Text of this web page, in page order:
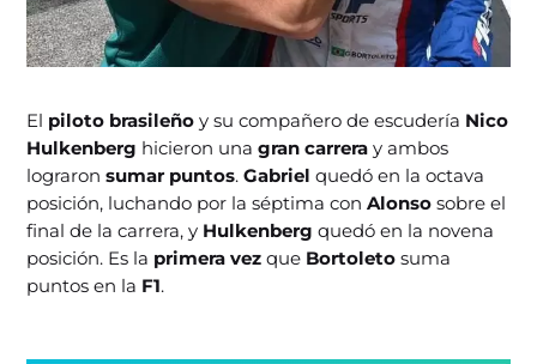
El piloto brasileño y su compañero de escudería Nico
Hulkenberg hicieron unagran carrera y ambos
lograronsumar puntos.Gabriel quedó en la octava
posición, luchando por la séptima conAlonso sobre el
final de la carrera, y Hulkenberg quedó en la novena
posición. Es la primera vez que Bortoleto suma
puntos en la F1.